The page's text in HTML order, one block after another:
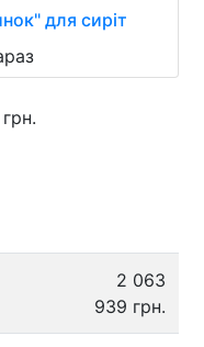
для сиріт
2 063
939 грн.